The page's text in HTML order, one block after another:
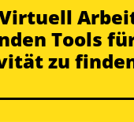
Tools
zu